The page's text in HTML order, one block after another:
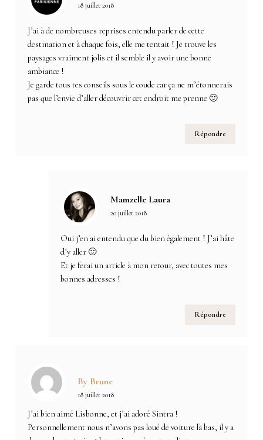
18 juillet 2018
J’ai à de nombreuses reprises entendu parler de cette
destination et à chaque fois, elle me tentait ! Je trouve les
paysages vraiment jolis et il semble il y avoir une bonne
ambiance !
Je garde tous tes conseils sous le coude car ça ne m’étonnerais
pas que l’envie d’aller découvrir cet endroit me prenne 🙂
Répondre
Mamzelle Laura
20 juillet 2018
Oui j’en ai entendu que du bien également ! J’ai hâte
d’y aller 🙂
Et je ferai un article à mon retour, avec toutes mes
bonnes adresses !
Répondre
By Brune
18 juillet 2018
J’ai bien aimé Lisbonne, et j’ai adoré Sintra !
Personnellement nous n’avons pas loué de voiture là bas, il y a